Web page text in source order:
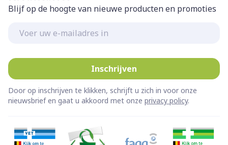
Blijf op de hoogte van nieuwe producten en promoties
Inschrijven
Door op inschrijven te klikken, schrijft u zich in voor onze
nieuwsbrief en gaat u akkoord met onze privacy policy.